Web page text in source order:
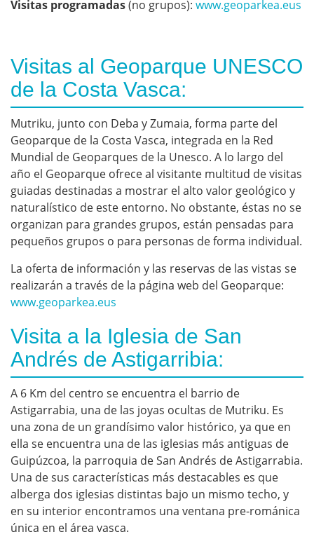
Visitas programadas(no grupos): www.geoparkea.eus
Visitas al Geoparque UNESCO
de la Costa Vasca:
Mutriku, junto con Deba y Zumaia, forma parte del
Geoparque de la Costa Vasca, integrada en la Red
Mundial de Geoparques de la Unesco. A lo largo del
año el Geoparque ofrece al visitante multitud de visitas
guiadas destinadas a mostrar el alto valor geológico y
naturalístico de este entorno. No obstante, éstas no se
organizan para grandes grupos, están pensadas para
pequeños grupos o para personas de forma individual.
La oferta de información y las reservas de las vistas se
realizarán a través de la página web del Geoparque:
www.geoparkea.eus
Visita a la Iglesia de San
Andrés de Astigarribia:
A 6 Km del centro se encuentra el barrio de
Astigarrabia, una de las joyas ocultas de Mutriku. Es
una zona de un grandísimo valor histórico, ya que en
ella se encuentra una de las iglesias más antiguas de
Guipúzcoa, la parroquia de San Andrés de Astigarrabia.
Una de sus características más destacables es que
alberga dos iglesias distintas bajo un mismo techo, y
en su interior encontramos una ventana pre-románica
única en el área vasca.